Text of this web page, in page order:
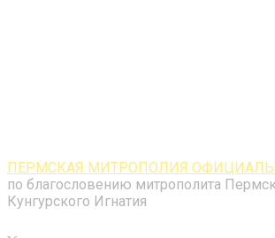
ПЕРМСКАЯ МИТРОПОЛИЯ
по благословению митрополита
Кунгурского Игнатия